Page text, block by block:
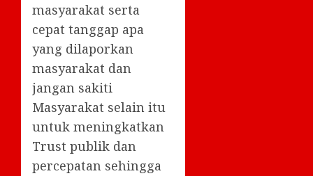
masyarakat serta
cepat tanggap apa
yang dilaporkan
masyarakat dan
jangan sakiti
Masyarakat selain itu
untuk meningkatkan
Trust publik dan
percepatan sehingga